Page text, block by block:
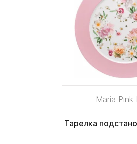
Maria Pink
Тарелка